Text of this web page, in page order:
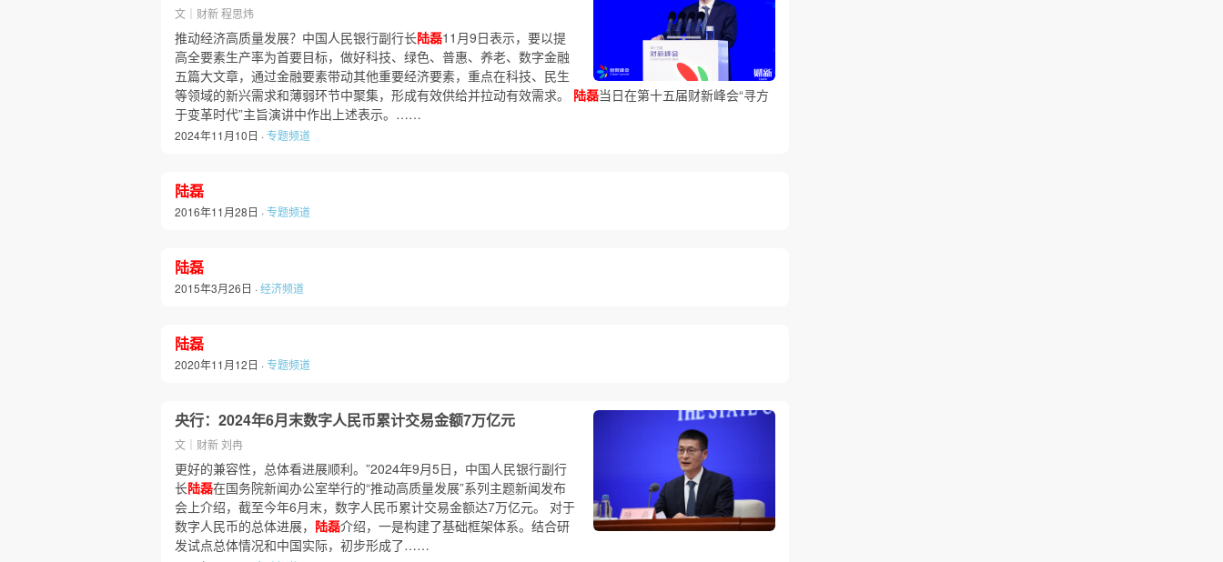
文｜财新 程思炜
推动经济高质量发展？中国人民银行副行长陆磊11月9日表示，要以提
高全要素生产率为首要目标，做好科技、绿色、普惠、养老、数字金融
五篇大文章，通过金融要素带动其他重要经济要素，重点在科技、民生
等领域的新兴需求和薄弱环节中聚集，形成有效供给并拉动有效需求。 陆磊当日在第十五届财新峰会“寻方
于变革时代”主旨演讲中作出上述表示。……
2024年11月10日 ·专题频道
陆磊
2016年11月28日 ·专题频道
陆磊
2015年3月26日 ·经济频道
陆磊
2020年11月12日 ·专题频道
央行：2024年6月末数字人民币累计交易金额7万亿元
文｜财新 刘冉
更好的兼容性，总体看进展顺利。”2024年9月5日，中国人民银行副行
长陆磊在国务院新闻办公室举行的“推动高质量发展”系列主题新闻发布
会上介绍，截至今年6月末，数字人民币累计交易金额达7万亿元。 对于
数字人民币的总体进展， 陆磊介绍，一是构建了基础框架体系。结合研
发试点总体情况和中国实际，初步形成了……